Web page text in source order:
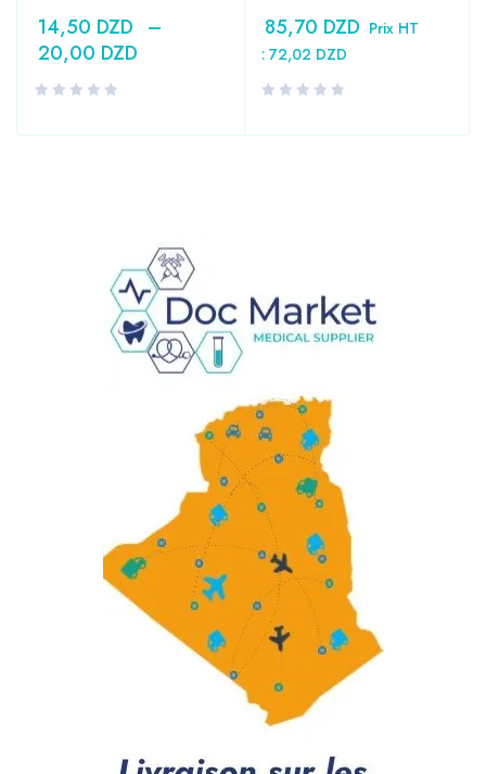
14,50 DZD –
20,00 DZD
85,70 DZD Prix HT
: 72,02 DZD